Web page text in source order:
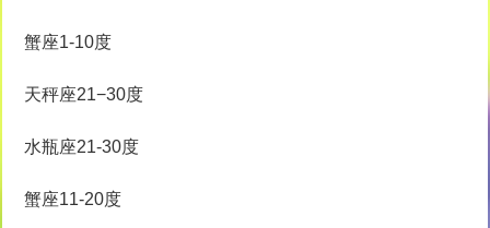
蟹座1-10度
天秤座21−30度
水瓶座21-30度
蟹座11-20度